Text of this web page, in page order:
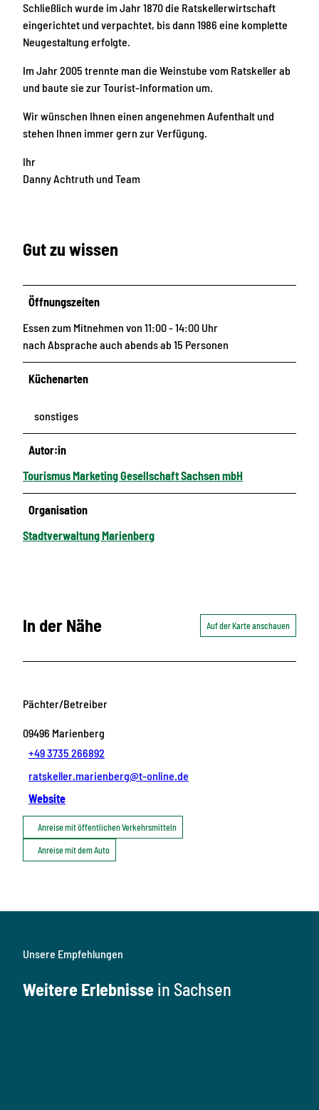
Schließlich wurde im Jahr 1870 die Ratskellerwirtschaft
eingerichtet und verpachtet, bis dann 1986 eine komplette
Neugestaltung erfolgte.
Im Jahr 2005 trennte man die Weinstube vom Ratskeller ab
und baute sie zur Tourist-Information um.
Wir wünschen Ihnen einen angenehmen Aufenthalt und
stehen Ihnen immer gern zur Verfügung.
Ihr
Danny Achtruth und Team
Gut zu wissen
Öffnungszeiten
Essen zum Mitnehmen von 11:00 - 14:00 Uhr
nach Absprache auch abends ab 15 Personen
Küchenarten
sonstiges
Autor:in
Tourismus Marketing Gesellschaft Sachsen mbH
Organisation
Stadtverwaltung Marienberg
In der Nähe Auf der Karte anschauen
Pächter/Betreiber
09496 Marienberg
+49 3735 266892
ratskeller.marienberg@t-online.de
Website
Anreise mit öffentlichen Verkehrsmitteln
Anreise mit dem Auto
Unsere Empfehlungen
Weitere Erlebnisse in Sachsen